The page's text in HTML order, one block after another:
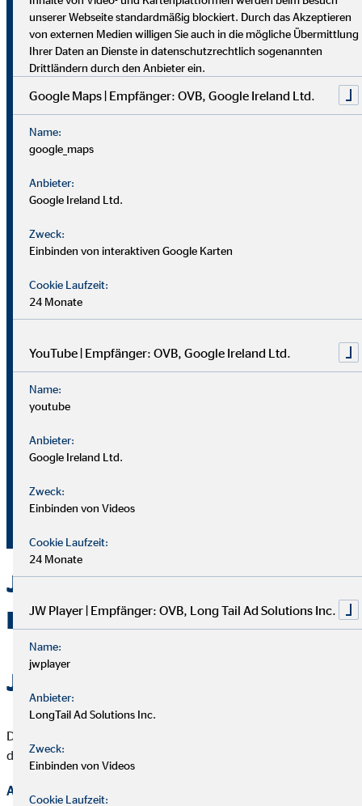
Wissen praktisch an. Nach einer Job-Pause kannst du flexibel
einsteigen, und Finanzprofis finden bei uns neue Chancen.
Bei OVB gibt es keine Grenzen: Unser Karriereplan bietet
Aufstiegsmöglichkeiten durch Ausbildung und Praxis.
Unterstützung bekommst du von deinem Team und deiner
Jetzt bei OVB in Laatzen als
Berater durchstarten
Jetzt bewerben
Die mit * gekennzeichneten Felder müssen ausgefüllt werden,
damit wir Deine Bewerbung bearbeiten können.
Anrede
unserer Webseite standardmäßig blockiert. Durch das Akzeptieren
von externen Medien willigen Sie auch in die mögliche Übermittlung
Ihrer Daten an Dienste in datenschutzrechtlich sogenannten
Drittländern durch den Anbieter ein.
Google Maps | Empfänger: OVB, Google Ireland Ltd.
Name:
google_maps
Anbieter:
Google Ireland Ltd.
Zweck:
Einbinden von interaktiven Google Karten
Cookie Laufzeit:
24 Monate
YouTube | Empfänger: OVB, Google Ireland Ltd.
Name:
youtube
Anbieter:
Google Ireland Ltd.
Zweck:
Einbinden von Videos
Cookie Laufzeit:
24 Monate
JW Player | Empfänger: OVB, Long Tail Ad Solutions Inc.
Name:
jwplayer
Anbieter:
LongTail Ad Solutions Inc.
Zweck:
Einbinden von Videos
Cookie Laufzeit: